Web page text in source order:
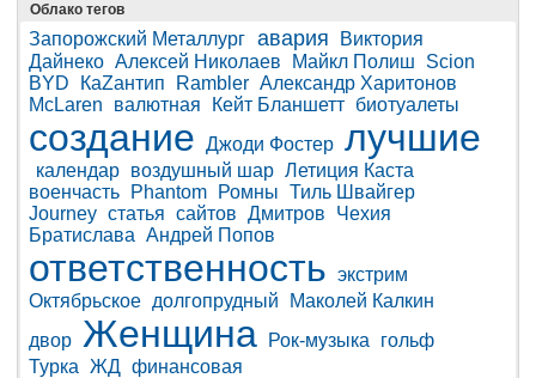
Облако тегов
Запорожский Металлург авария
Виктория
Дайнеко Алексей Николаев Майкл Полиш
Scion
BYD
КаZантип Rambler Александр Харитонов
McLaren
валютная Кейт Бланшетт биотуалеты
создание Джоди Фостер лучшие
календар воздушный шар Летиция Каста
военчасть
Phantom Ромны Тиль Швайгер
Journey статья сайтов Дмитров
Чехия
Братислава Андрей Попов
ответственность экстрим
Октябрьское долгопрудный
Маколей Калкин
двор Женщина Рок-музыка
гольф
Турка ЖД финансовая